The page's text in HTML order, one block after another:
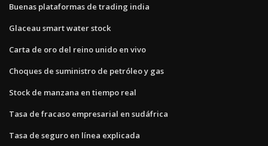
Buenas plataformas de trading india
Glaceau smart water stock
Carta de oro del reino unido en vivo
Choques de suministro de petróleo y gas
Stock de manzana en tiempo real
Tasa de fracaso empresarial en sudáfrica
Tasa de seguro en línea explicada